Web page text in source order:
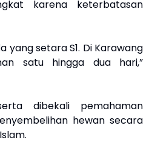
karena keterbatasan
yang setara S1. Di Karawang
satu hingga dua hari,”
dibekali pemahaman
hewan secara